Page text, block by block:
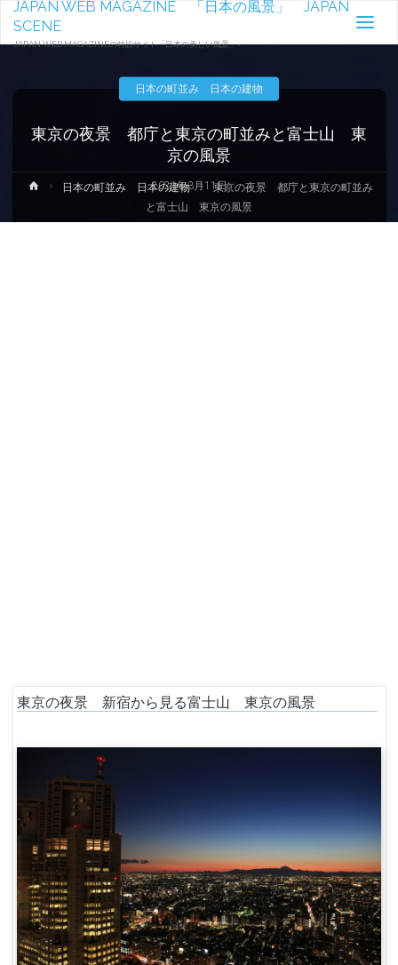
JAPAN WEB MAGAZINE 「日本の風景」 JAPAN
SCENE
JAPAN WEB MAGAZINEの特設サイト「日本の美しい風景」-
東京の夜景 都庁と東京の町並みと富士山 東
京の風景
2021年3月11日
日本の町並み 日本の建物
ホ
ム
日本の町並み 日本の建物
東京の夜景 都庁と東京の町並み
と富士山 東京の風景
東京の夜景 新宿から見る富士山 東京の風景